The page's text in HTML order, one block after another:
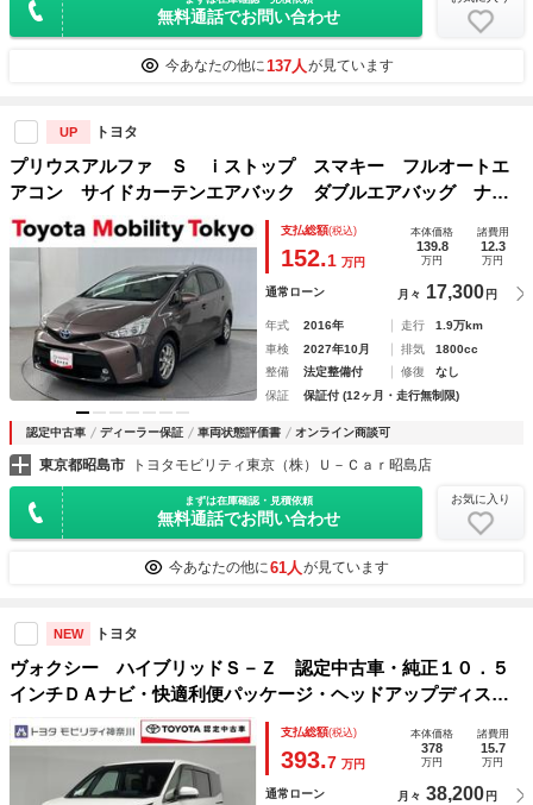
無料通話でお問い合わせ
今あなたの他に 137人 が見ています
UP トヨタ
プリウスアルファ Ｓ ｉストップ スマキー フルオートエ
アコン サイドカーテンエアバック ダブルエアバッグ ナビ
ＴＶ ワンオ－ナ－ リアカメラ ＡＵＸ ＥＴＣ付き イモ
ビライザー リモコンキー ＤＶＤ再生機能 ＶＳＡ ＰＷ
支払総額(税込)
152.1 万円
本体価格
139.8
万円
諸費用
12.3
万円
通常ローン 月々 17,300 円
年式 2016年 走行
1.9万km
車検
2027年10月 排気
1800cc
整備
法定整備付 修復
なし
保証
保証付 (12ヶ月・走行無制限)
認定中古車 ディーラー保証 車両状態評価書 オンライン商談可
東京都昭島市 トヨタモビリティ東京（株）Ｕ－Ｃａｒ昭島店
まずは在庫確認・見積依頼
無料通話でお問い合わせ
お気に入り
今あなたの他に61人 が見ています
NEW トヨタ
ヴォクシー ハイブリッドＳ－Ｚ 認定中古車・純正１０．５
インチＤＡナビ・快適利便パッケージ・ヘッドアップディスプ
レイ・デジタルインナーミラー・パノラミックビューモニタ
ー・アドバンストパーク・ＡＣ１００Ｖ１５００Ｗ電源・前後
支払総額(税込)
393.7 万円
本体価格
378
万円
諸費用
15.7
万円
通常ローン 月々 38,200 円